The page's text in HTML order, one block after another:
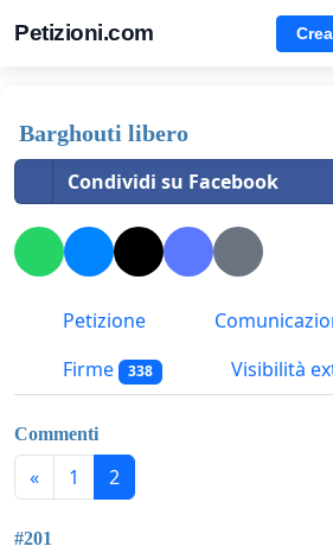
Petizioni.com
Barghouti libero
Condividi su Facebook
Petizione
Firme 338 Visibilità
Commenti
« 1 2
#201